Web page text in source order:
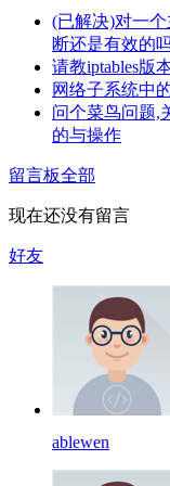
(已解决)对一
断还是有效的
请教iptables版
网络子系统中
问个菜鸟问题,
的与操作
留言板全部
现在还没有留言
好友
ablewen